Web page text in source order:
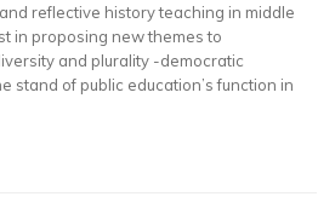
reflective history teaching in middle
in proposing new themes to
and plurality -democratic
stand of public education’s function in